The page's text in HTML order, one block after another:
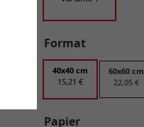
Format
40x40 cm
15,21 €
60x60 cm
22,05 €
Papier